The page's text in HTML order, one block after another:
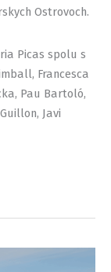
Ostrovoch.
Picas spolu s
Francesca
Pau Bartoló,
Javi